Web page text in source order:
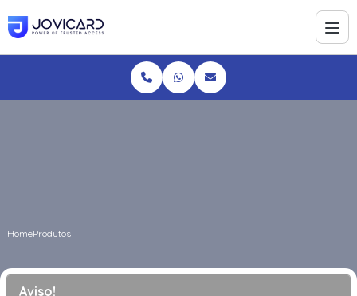
HomeProdutos
Aviso!